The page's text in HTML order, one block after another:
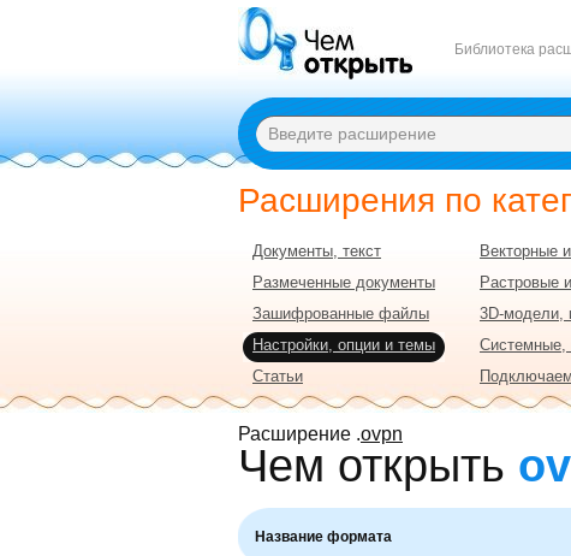
Библиотека
Расширение .ovpn
Чем открыть
Название формата
Расширения по
Документы, текст Векторные
Размеченные документы
Растровые
Зашифрованные файлы
3D-модели,
Настройки, опции и темы
Системные,
Статьи